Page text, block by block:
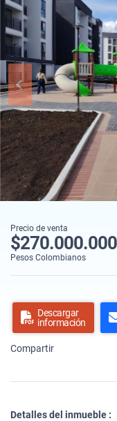
Precio de venta
$270.000.000
Pesos Colombianos
Descargar
información
Compartir
Detalles del inmueble :